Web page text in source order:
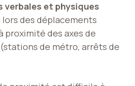
verbales et physiques
des déplacements
proximité des axes de
de métro, arrêts de